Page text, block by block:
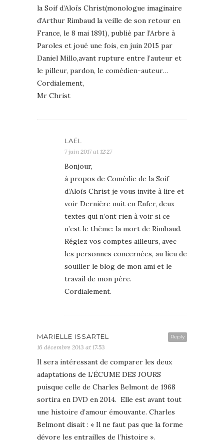
la Soif d’Aloïs Christ(monologue imaginaire
d’Arthur Rimbaud la veille de son retour en
France, le 8 mai 1891), publié par l’Arbre à
Paroles et joué une fois, en juin 2015 par
Daniel Millo,avant rupture entre l’auteur et
le pilleur, pardon, le comédien-auteur…
Cordialement,
Mr Christ
LAËL
7 juin 2017 at 12:27
Bonjour,
à propos de Comédie de la Soif
d’Aloïs Christ je vous invite à lire et
voir Dernière nuit en Enfer, deux
textes qui n’ont rien à voir si ce
n’est le thème: la mort de Rimbaud.
Réglez vos comptes ailleurs, avec
les personnes concernées, au lieu de
souiller le blog de mon ami et le
travail de mon père.
Cordialement.
Reply
MARIELLE ISSARTEL
16 décembre 2013 at 17:53
Il sera intéressant de comparer les deux
adaptations de L’ÉCUME DES JOURS
puisque celle de Charles Belmont de 1968
sortira en DVD en 2014. Elle est avant tout
une histoire d’amour émouvante. Charles
Belmont disait : « Il ne faut pas que la forme
dévore les entrailles de l’histoire ».